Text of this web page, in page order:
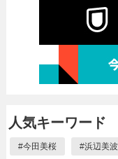
人気キーワード
#今田美桜 #浜辺美波